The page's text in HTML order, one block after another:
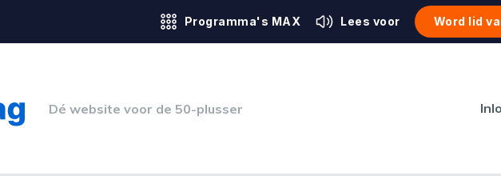
Programma's MAX Lees voor Word lid
Dé website voor de 50-plusser